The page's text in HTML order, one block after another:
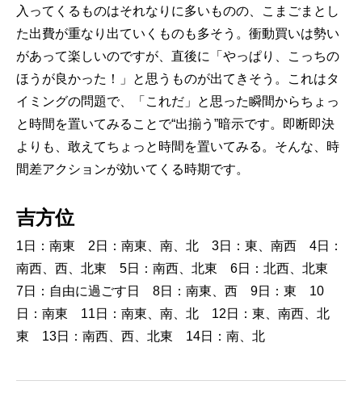
入ってくるものはそれなりに多いものの、こまごまとし
た出費が重なり出ていくものも多そう。衝動買いは勢い
があって楽しいのですが、直後に「やっぱり、こっちの
ほうが良かった！」と思うものが出てきそう。これはタ
イミングの問題で、「これだ」と思った瞬間からちょっ
と時間を置いてみることで“出揃う”暗示です。即断即決
よりも、敢えてちょっと時間を置いてみる。そんな、時
間差アクションが効いてくる時期です。
吉方位
1日：南東 2日：南東、南、北 3日：東、南西 4日：
南西、西、北東 5日：南西、北東 6日：北西、北東
7日：自由に過ごす日 8日：南東、西 9日：東 10
日：南東 11日：南東、南、北 12日：東、南西、北
東 13日：南西、西、北東 14日：南、北